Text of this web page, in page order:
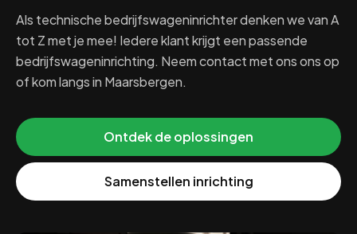
Als technische bedrijfswageninrichter denken we van A
tot Z met je mee! Iedere klant krijgt een passende
bedrijfswageninrichting. Neem contact met ons ons op
of kom langs in Maarsbergen.
Ontdek de oplossingen
Samenstellen inrichting